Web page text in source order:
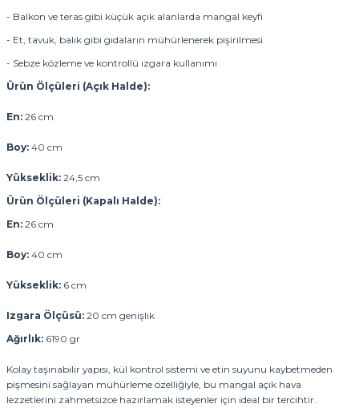
- Balkon ve teras gibi küçük açık alanlarda mangal keyfi
- Et, tavuk, balık gibi gıdaların mühürlenerek pişirilmesi
- Sebze közleme ve kontrollü ızgara kullanımı
Ürün Ölçüleri (Açık Halde):
En: 26 cm
Boy: 40 cm
Yükseklik: 24,5 cm
Ürün Ölçüleri (Kapalı Halde):
En: 26 cm
Boy: 40 cm
Yükseklik: 6 cm
Izgara Ölçüsü: 20 cm genişlik
Ağırlık: 6190 gr
Kolay taşınabilir yapısı, kül kontrol sistemi ve etin suyunu kaybetmeden
pişmesini sağlayan mühürleme özelliğiyle, bu mangal açık hava
lezzetlerini zahmetsizce hazırlamak isteyenler için ideal bir tercihtir.